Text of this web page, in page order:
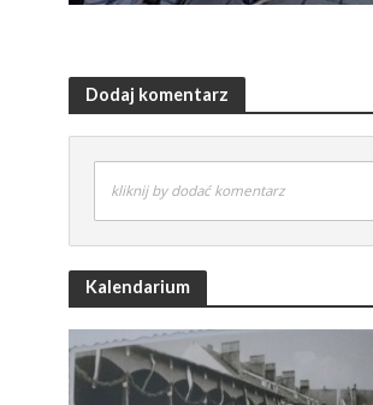
Dodaj komentarz
kliknij by dodać komentarz
Kalendarium